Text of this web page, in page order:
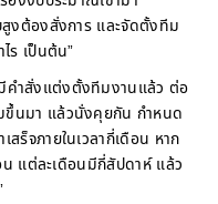
งต้องสั่งการ และจัดตั้งทีม
ร เป็นต้น”
คำสั่งแต่งตั้งทีมงานแล้ว ต่อ
นมา แล้วนั่งคุยกัน กำหนด
ร็จภายในเวลากี่เดือน หาก
แต่ละเดือนมีกี่สัปดาห์ แล้ว